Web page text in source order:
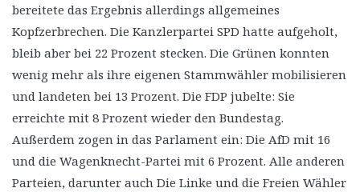
bereitete das Ergebnis allerdings allgemeines
Kopfzerbrechen. Die Kanzlerpartei SPD hatte aufgeholt,
bleib aber bei 22 Prozent stecken. Die Grünen konnten
wenig mehr als ihre eigenen Stammwähler mobilisieren
und landeten bei 13 Prozent. Die FDP jubelte: Sie
erreichte mit 8 Prozent wieder den Bundestag.
Außerdem zogen in das Parlament ein: Die AfD mit 16
und die Wagenknecht-Partei mit 6 Prozent. Alle anderen
Parteien, darunter auch Die Linke und die Freien Wähler